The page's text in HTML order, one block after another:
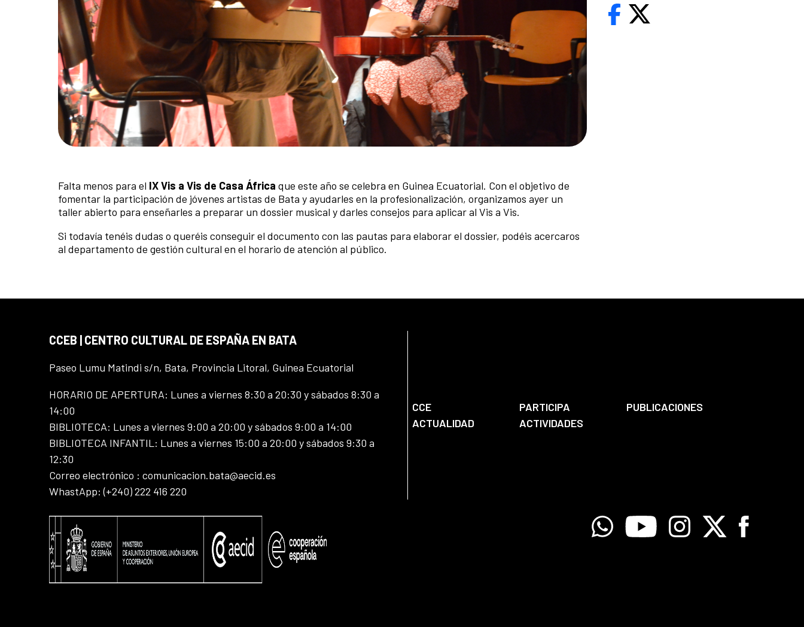
Falta menos para el IX Vis a Vis de Casa África que este año se celebra en Guinea Ecuatorial. Con el objetivo de
fomentar la participación de jóvenes artistas de Bata y ayudarles en la profesionalización, organizamos ayer un
taller abierto para enseñarles a preparar un dossier musical y darles consejos para aplicar al Vis a Vis.
Si todavía tenéis dudas o queréis conseguir el documento con las pautas para elaborar el dossier, podéis acercaros
al departamento de gestión cultural en el horario de atención al público.
CCEB | CENTRO CULTURAL DE ESPAÑA EN BATA
Paseo Lumu Matindi s/n, Bata, Provincia Litoral, Guinea Ecuatorial
HORARIO DE APERTURA: Lunes a viernes 8:30 a 20:30 y sábados 8:30 a
14:00
BIBLIOTECA: Lunes a viernes 9:00 a 20:00 y sábados 9:00 a 14:00
BIBLIOTECA INFANTIL: Lunes a viernes 15:00 a 20:00 y sábados 9:30 a
12:30
Correo electrónico : comunicacion.bata@aecid.es
WhastApp: (+240) 222 416 220
CCE PARTICIPA
PUBLICACIONES
ACTUALIDAD
ACTIVIDADES
WhatsappYoutube Instagram
X Facebook